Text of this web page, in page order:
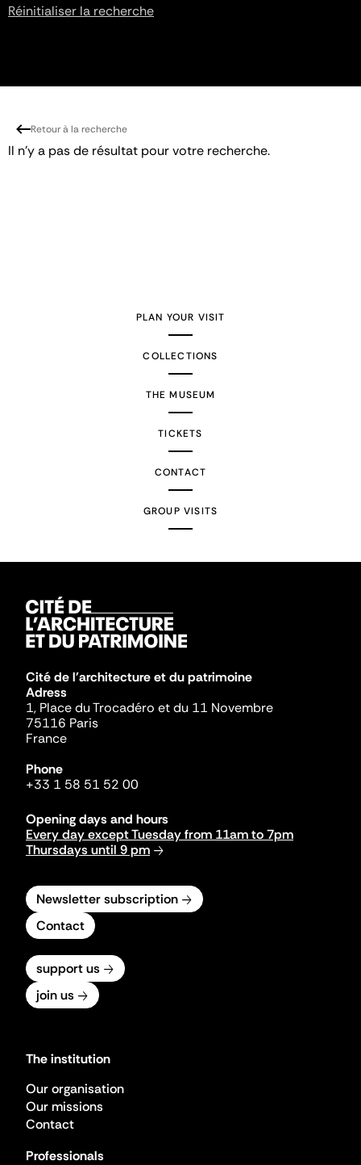
Réinitialiser la recherche
Retour à la recherche
Il n'y a pas de résultat pour votre recherche.
PLAN YOUR VISIT
COLLECTIONS
THE MUSEUM
TICKETS
CONTACT
GROUP VISITS
Cité de l'architecture et du patrimoine
Adress
1, Place du Trocadéro et du 11 Novembre
75116 Paris
France
Phone
+33 1 58 51 52 00
Opening days and hours
Every day except Tuesday from 11am to 7pm
Thursdays until 9 pm
Newsletter subscription
Contact
support us
join us
The institution
Our organisation
Our missions
Contact
Professionals